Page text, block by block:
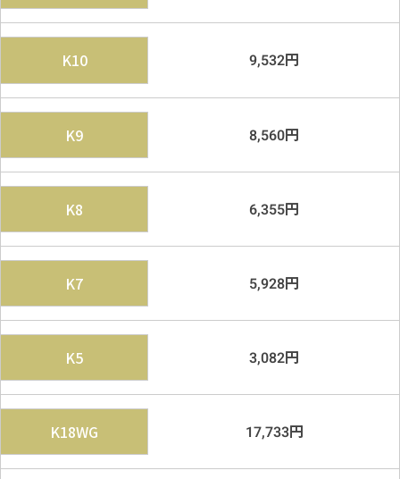
K10 9,532円
K9 8,560円
K8 6,355円
K7 5,928円
K5 3,082円
K18WG 17,733円